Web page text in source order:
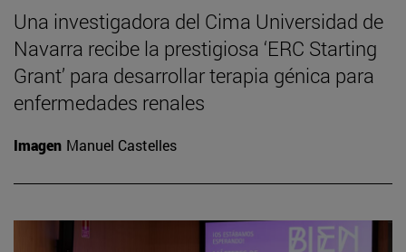
Una investigadora del Cima Universidad de
Navarra recibe la prestigiosa ‘ERC Starting
Grant’ para desarrollar terapia génica para
enfermedades renales
Imagen Manuel Castelles